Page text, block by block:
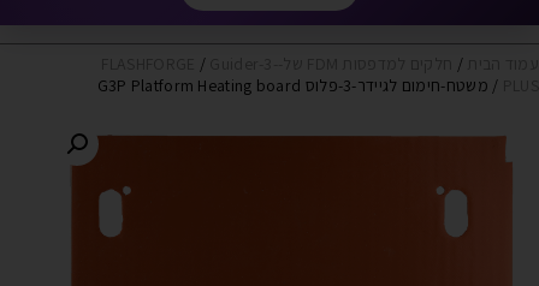
/
/
/ משטח-חימום לגיידר-3-פלוס G3P Platform Heating board